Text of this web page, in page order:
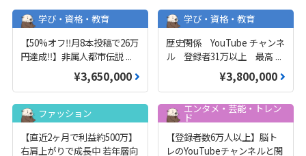
学び・資格・教育
【50%オフ‼️月8本投稿で26万
円達成‼️】非属人都市伝説 ...
¥3,650,000
学び・資格・教育
歴史関係 YouTube チャンネ
ル 登録者31万以上 最高 ...
¥3,800,000
ファッション
【直近2ヶ月で利益約500万】
右肩上がりで成長中 若年層向
エンタメ・芸能・トレン
ド
【登録者数6万人以上】脳ト
レのYouTubeチャンネルと関